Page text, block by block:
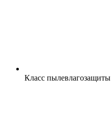
Класс пылевлагозащиты